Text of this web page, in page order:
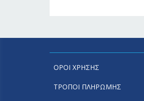
ΟΡΟΙ ΧΡΗΣΗΣ
ΤΡΟΠΟΙ ΠΛΗΡΩΜΗΣ